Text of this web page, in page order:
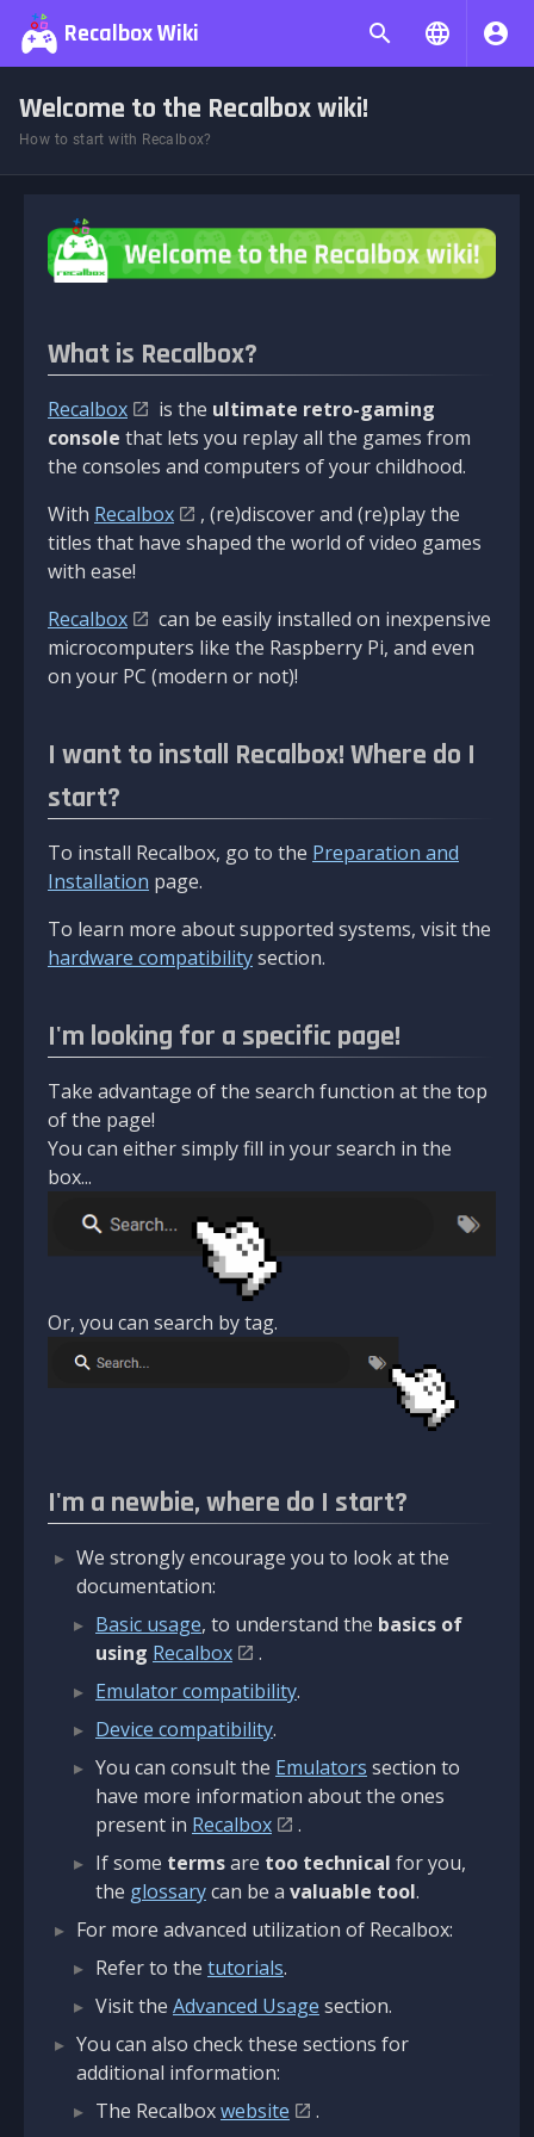
Recalbox Wiki
Welcome to the Recalbox wiki!
How to start with Recalbox?
What is Recalbox?
Recalbox is the ultimate retro-gaming
console that lets you replay all the games from
the consoles and computers of your childhood.
With Recalbox
, (re)discover and (re)play the
titles that have shaped the world of video games
with ease!
Recalbox
can be easily installed on inexpensive
microcomputers like the Raspberry Pi, and even
on your PC (modern or not)!
I want to install Recalbox! Where do I
start?
To install Recalbox, go to the Preparation and
Installation page.
To learn more about supported systems, visit the
hardware compatibilitysection.
I'm looking for a specific page!
Take advantage of the search function at the top
of the page!
You can either simply fill in your search in the
box...
Or, you can search by tag.
I'm a newbie, where do I start?
We strongly encourage you to look at the
documentation:
Basic usage, to understand the basics of
using Recalbox
.
Emulator compatibility.
Device compatibility.
You can consult the Emulators section to
have more information about the ones
present in Recalbox
.
If some termsare too technical for you,
the glossarycan be a valuable tool.
For more advanced utilization of Recalbox:
Refer to the tutorials.
Visit the Advanced Usage section.
You can also check these sections for
additional information:
The Recalboxwebsite
.